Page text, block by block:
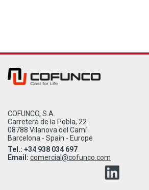
COFUNCO, S.A.
Carretera de la Pobla, 22
08788 Vilanova del Camí
Barcelona - Spain - Europe
Tel.: +34 938 034 697
Email: comercial@cofunco.com